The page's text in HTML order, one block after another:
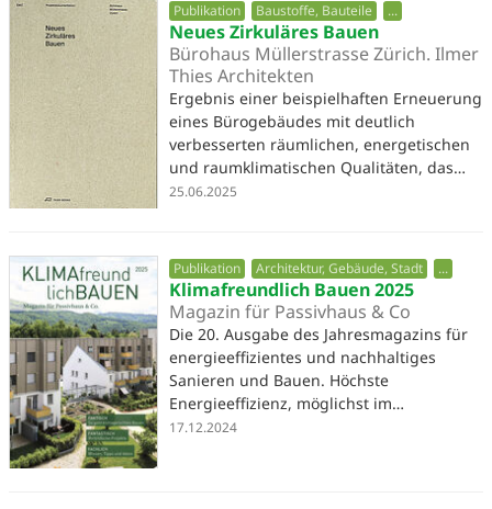
Publikation Baustoffe, Bauteile ...
Neues Zirkuläres Bauen
Bürohaus Müllerstrasse Zürich. Ilmer
Thies Architekten
Ergebnis einer beispielhaften Erneuerung
eines Bürogebäudes mit deutlich
verbesserten räumlichen, energetischen
und raumklimatischen Qualitäten, das…
25.06.2025
Publikation Architektur, Gebäude, Stadt ...
Klimafreundlich Bauen 2025
Magazin für Passivhaus & Co
Die 20. Ausgabe des Jahresmagazins für
energieeffizientes und nachhaltiges
Sanieren und Bauen. Höchste
Energieeffizienz, möglichst im…
17.12.2024